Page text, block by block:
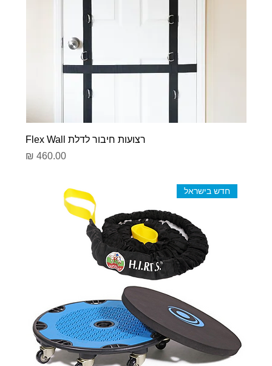
רצועות חיבור לדלת Flex Wall
מחיר
חדש בישראל